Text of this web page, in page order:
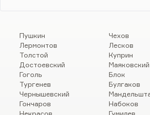
Пушкин
Лермонтов
Толстой
Достоевский
Гоголь
Тургенев
Чернышевский
Гончаров
Некрасов
Чехов
Лесков
Куприн
Маяковский
Блок
Булгаков
Набоков
Гумилев